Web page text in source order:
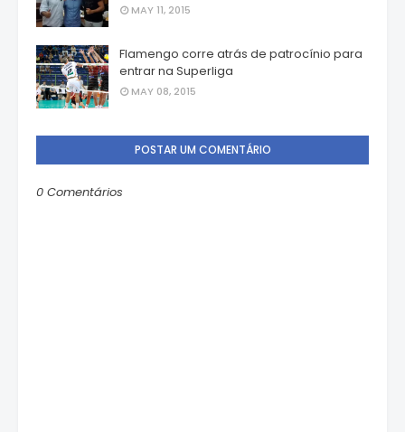
MAY 11, 2015
Flamengo corre atrás de patrocínio para
entrar na Superliga
MAY 08, 2015
POSTAR UM COMENTÁRIO
0 Comentários